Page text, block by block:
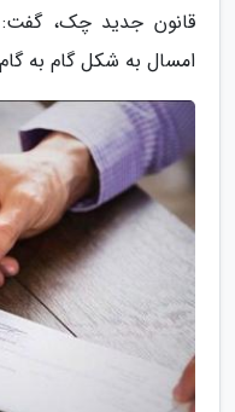
قانون جدید چک، گفت:
امسال به شکل گام به